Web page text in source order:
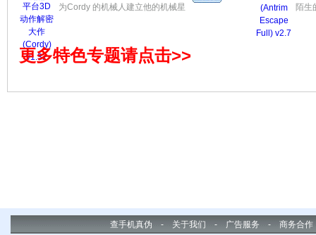
为Cordy 的机械人建立他的机械星
箱木桶通过障碍。而画面右上角就
显示你收集到的齿轮和Cordy 的电
陌生
更多特色专题请点击>>
查手机真伪 - 关于我们 - 广告服务 - 商务合作